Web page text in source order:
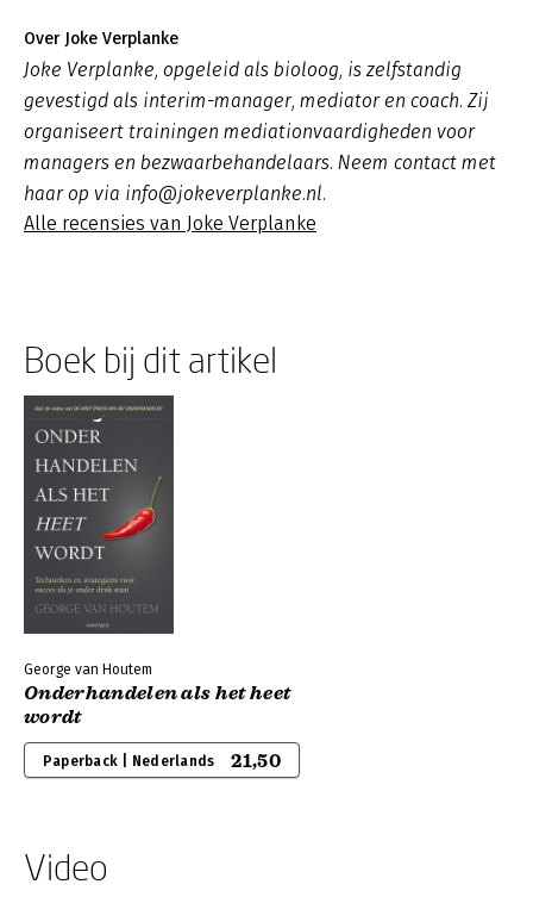
Over Joke Verplanke
Joke Verplanke, opgeleid als bioloog, is zelfstandig
gevestigd als interim-manager, mediator en coach. Zij
organiseert trainingen mediationvaardigheden voor
managers en bezwaarbehandelaars. Neem contact met
haar op via info@jokeverplanke.nl.
Alle recensies van Joke Verplanke
Boek bij dit artikel
George van Houtem
Onderhandelen als het heet
wordt
Paperback | Nederlands 21,50
Video